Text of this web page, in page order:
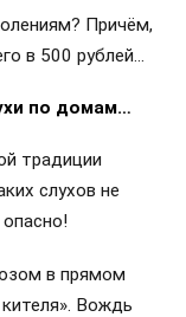
Причём,
в 500 рублей…
по домам…
традиции
слухов не
в прямом
Вождь